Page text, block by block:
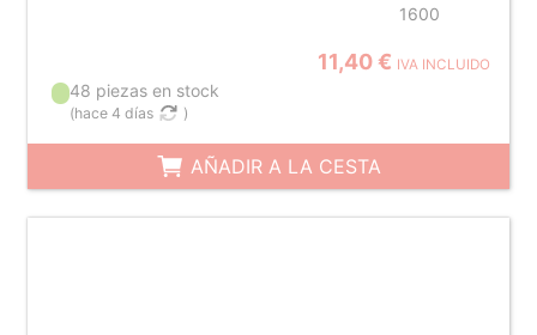
1600
11,40 € IVA INCLUIDO
48 piezas en stock
(hace 4 días )
AÑADIR A LA CESTA